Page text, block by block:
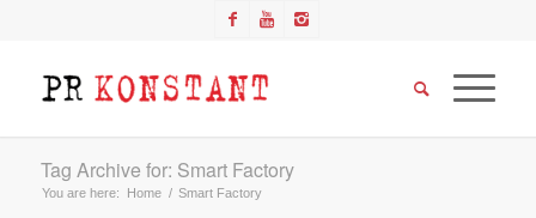
Tag Archive for: Smart Factory
You are here: Home / Smart Factory